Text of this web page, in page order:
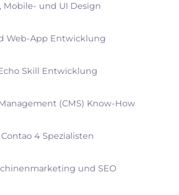
Mobile- und UI Design
Web-App Entwicklung
Skill Entwicklung
(CMS) Know-How
4 Spezialisten
und SEO